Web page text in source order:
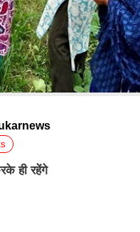
ही रहेंगे